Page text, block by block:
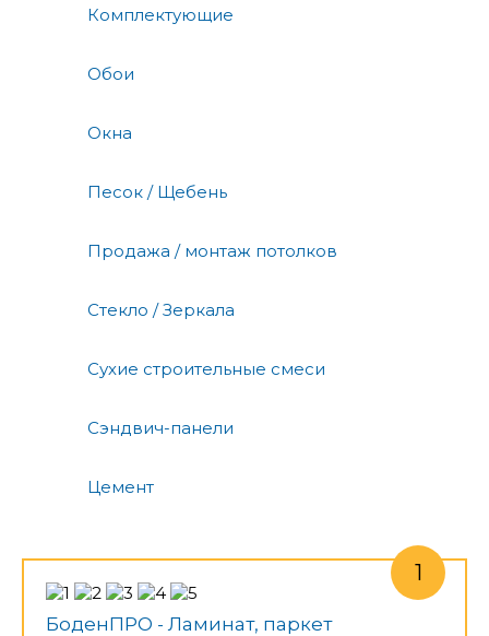
Комплектующие
Обои
Окна
Песок / Щебень
Продажа / монтаж потолков
Стекло / Зеркала
Сухие строительные смеси
Сэндвич-панели
Цемент
БоденПРО - Ламинат, паркет